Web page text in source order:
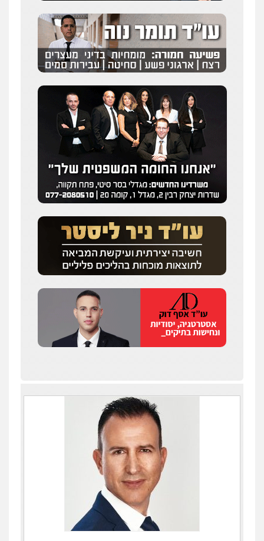
0505216700
אייל בן שושן, עורך דין פלילי
פלילי מעצרים וחקירות פשיעה חמורה
נוער רישום פלילי
0522763105
עו"ד שלומי שרון
צבאי מעצרים וחקירות